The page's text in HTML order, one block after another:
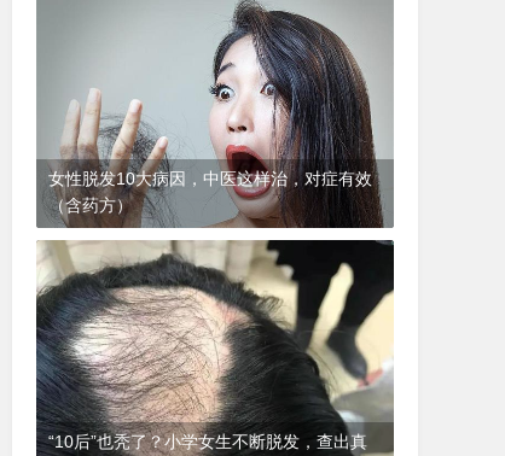
女性脱发10大病因，中医这样治，对症有效
（含药方）
1年前(2024-12-06) 皮肤科
“10后”也秃了？小学女生不断脱发，查出真